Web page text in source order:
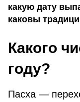
какую дату
каковы
Какого
году?
Пасха —